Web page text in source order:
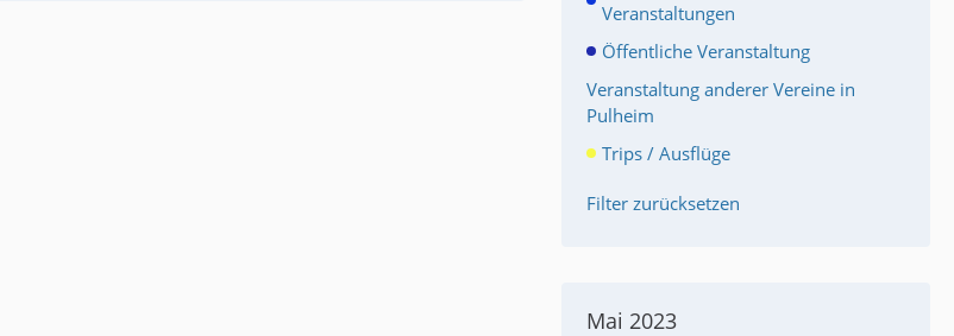
Veranstaltungen
Öffentliche Veranstaltung
Veranstaltung anderer Vereine in
Pulheim
Trips / Ausflüge
Filter zurücksetzen
Mai 2023